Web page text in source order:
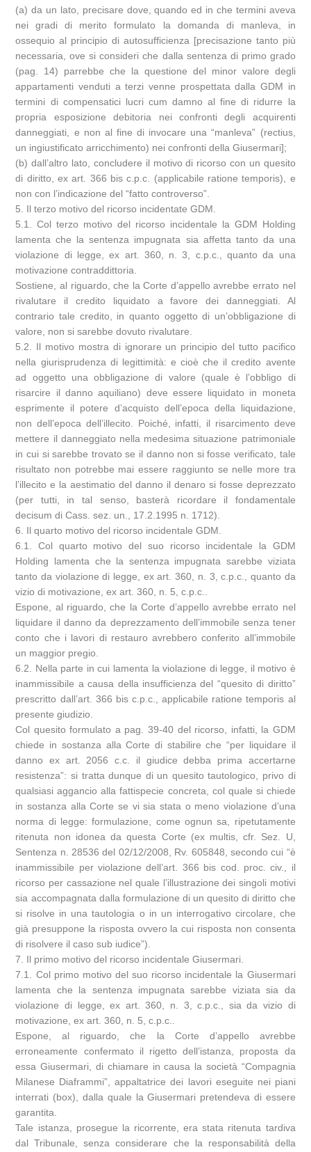
(a) da un lato, precisare dove, quando ed in che termini aveva
nei gradi di merito formulato la domanda di manleva, in
ossequio al principio di autosufficienza [precisazione tanto più
necessaria, ove si consideri che dalla sentenza di primo grado
(pag. 14) parrebbe che la questione del minor valore degli
appartamenti venduti a terzi venne prospettata dalla GDM in
termini di compensatici lucri cum damno al fine di ridurre la
propria esposizione debitoria nei confronti degli acquirenti
danneggiati, e non al fine di invocare una “manleva” (rectius,
un ingiustificato arricchimento) nei confronti della Giusermari];
(b) dall’altro lato, concludere il motivo di ricorso con un quesito
di diritto, ex art. 366 bis c.p.c. (applicabile ratione temporis), e
non con l’indicazione del “fatto controverso”.
5. Il terzo motivo del ricorso incidentate GDM.
5.1. Col terzo motivo del ricorso incidentale la GDM Holding
lamenta che la sentenza impugnata sia affetta tanto da una
violazione di legge, ex art. 360, n. 3, c.p.c., quanto da una
motivazione contraddittoria.
Sostiene, al riguardo, che la Corte d’appello avrebbe errato nel
rivalutare il credito liquidato a favore dei danneggiati. Al
contrario tale credito, in quanto oggetto di un’obbligazione di
valore, non si sarebbe dovuto rivalutare.
5.2. Il motivo mostra di ignorare un principio del tutto pacifico
nella giurisprudenza di legittimità: e cioè che il credito avente
ad oggetto una obbligazione di valore (quale è l’obbligo di
risarcire il danno aquiliano) deve essere liquidato in moneta
esprimente il potere d’acquisto dell’epoca della liquidazione,
non dell’epoca dell’illecito. Poiché, infatti, il risarcimento deve
mettere il danneggiato nella medesima situazione patrimoniale
in cui si sarebbe trovato se il danno non si fosse verificato, tale
risultato non potrebbe mai essere raggiunto se nelle more tra
l’illecito e la aestimatio del danno il denaro si fosse deprezzato
(per tutti, in tal senso, basterà ricordare il fondamentale
decisum di Cass. sez. un., 17.2.1995 n. 1712).
6. Il quarto motivo del ricorso incidentale GDM.
6.1. Col quarto motivo del suo ricorso incidentale la GDM
Holding lamenta che la sentenza impugnata sarebbe viziata
tanto da violazione di legge, ex art. 360, n. 3, c.p.c., quanto da
vizio di motivazione, ex art. 360, n. 5, c.p.c..
Espone, al riguardo, che la Corte d’appello avrebbe errato nel
liquidare il danno da deprezzamento dell’immobile senza tener
conto che i lavori di restauro avrebbero conferito all’immobile
un maggior pregio.
6.2. Nella parte in cui lamenta la violazione di legge, il motivo è
inammissibile a causa della insufficienza del “quesito di diritto”
prescritto dall’art. 366 bis c.p.c., applicabile ratione temporis al
presente giudizio.
Col quesito formulato a pag. 39-40 del ricorso, infatti, la GDM
chiede in sostanza alla Corte di stabilire che “per liquidare il
danno ex art. 2056 c.c. il giudice debba prima accertarne
resistenza”: si tratta dunque di un quesito tautologico, privo di
qualsiasi aggancio alla fattispecie concreta, col quale si chiede
in sostanza alla Corte se vi sia stata o meno violazione d’una
norma di legge: formulazione, come ognun sa, ripetutamente
ritenuta non idonea da questa Corte (ex multis, cfr. Sez. U,
Sentenza n. 28536 del 02/12/2008, Rv. 605848, secondo cui “è
inammissibile per violazione dell’art. 366 bis cod. proc. civ., il
ricorso per cassazione nel quale l’illustrazione dei singoli motivi
sia accompagnata dalla formulazione di un quesito di diritto che
si risolve in una tautologia o in un interrogativo circolare, che
già presuppone la risposta ovvero la cui risposta non consenta
di risolvere il caso sub iudice”).
7. Il primo motivo del ricorso incidentale Giusermari.
7.1. Col primo motivo del suo ricorso incidentale la Giusermari
lamenta che la sentenza impugnata sarebbe viziata sia da
violazione di legge, ex art. 360, n. 3, c.p.c., sia da vizio di
motivazione, ex art. 360, n. 5, c.p.c..
Espone, al riguardo, che la Corte d’appello avrebbe
erroneamente confermato il rigetto dell’istanza, proposta da
essa Giusermari, di chiamare in causa la società “Compagnia
Milanese Diaframmi”, appaltatrice dei lavori eseguite nei piani
interrati (box), dalla quale la Giusermari pretendeva di essere
garantita.
Tale istanza, prosegue la ricorrente, era stata ritenuta tardiva
dal Tribunale, senza considerare che la responsabilità della